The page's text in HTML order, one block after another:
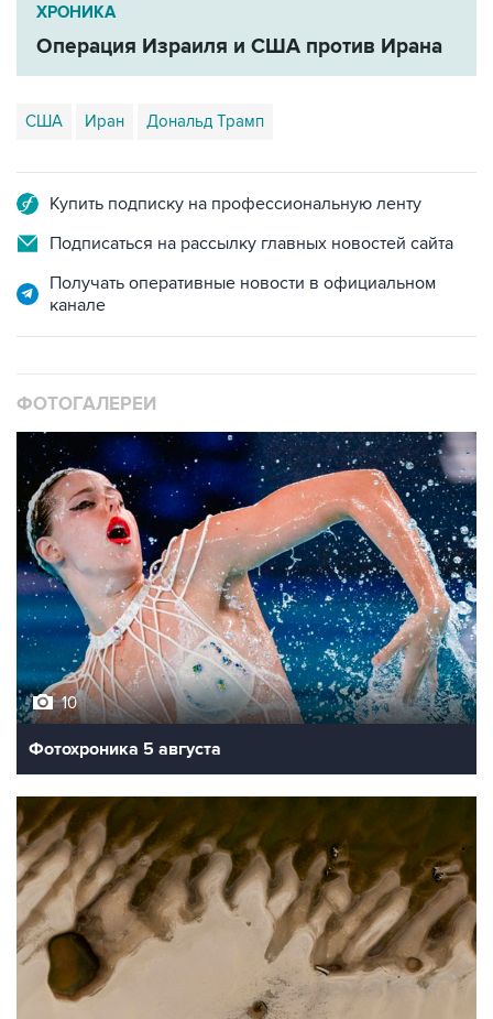
ХРОНИКА
Операция Израиля и США против Ирана
США Иран Дональд Трамп
Купить подписку на профессиональную ленту
Подписаться на рассылку главных новостей сайта
Получать оперативные новости в официальном
канале
ФОТОГАЛЕРЕИ
10
Фотохроника 5 августа